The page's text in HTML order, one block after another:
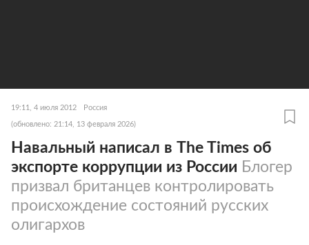
19:11, 4 июля 2012 Россия
(обновлено: 21:14, 13 февраля 2026)
Навальный написал в The Times об
экспорте коррупции из России Блогер
призвал британцев контролировать
происхождение состояний русских
олигархов